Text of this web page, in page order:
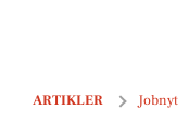
ARTIKLER Jobnyt
Bliv en central del af